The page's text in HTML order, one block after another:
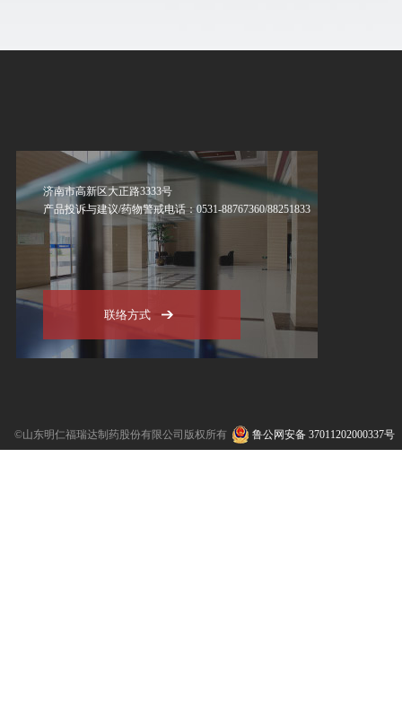
济南市高新区大正路3333号
产品投诉与建议/药物警戒电话：0531-88767360/88251833
联络方式
©山东明仁福瑞达制药股份有限公司版权所有 鲁公网安备 37011202000337号